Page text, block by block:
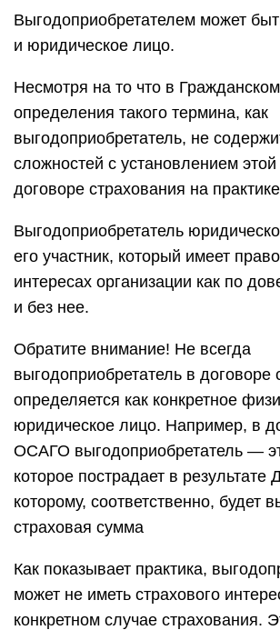
Выгодоприобретателем может
и юридическое лицо.
Несмотря на то что в
определения такого термина, как
выгодоприобретатель, не
сложностей с установлением
договоре страхования на
Выгодоприобретатель
его участник, который имеет
интересах организации как по
и без нее.
Обратите внимание! Не всегда
выгодоприобретатель в договоре
определяется как конкретное
юридическое лицо. Например, в
ОСАГО выгодоприобретатель —
которое пострадает в результате
которому, соответственно, будет
страховая сумма
Как показывает практика,
может не иметь страхового
конкретном случае страхования.